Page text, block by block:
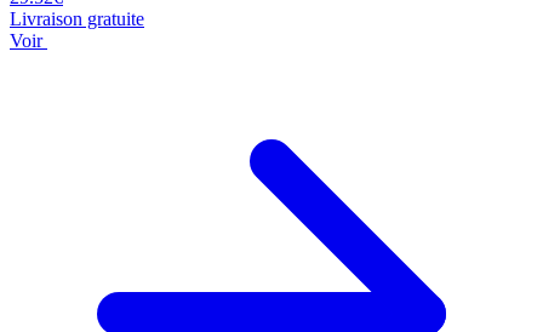
Livraison gratuite
Voir